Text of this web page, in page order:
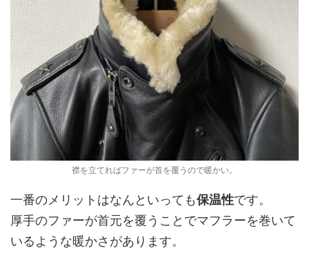
襟を立てればファーが首を覆うので暖かい。
一番のメリットはなんといっても保温性です。
厚手のファーが首元を覆うことでマフラーを巻いて
いるような暖かさがあります。